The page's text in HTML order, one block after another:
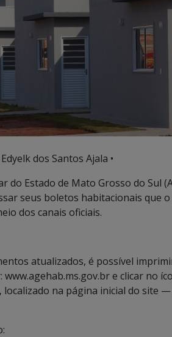
dos Santos Ajala •
do Estado de Mato Grosso do Sul
seus boletos habitacionais que
dos canais oficiais.
atualizados, é possível
www.agehab.ms.gov.br e clicar no
localizado na página inicial do site